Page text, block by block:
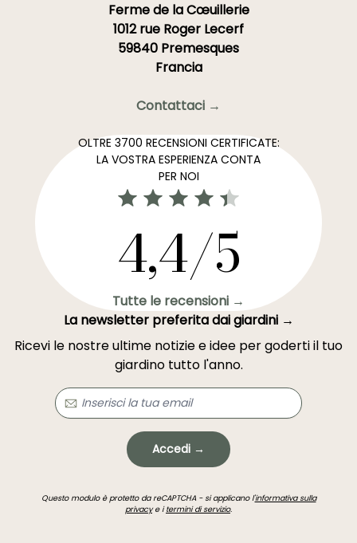
Ferme de la Cœuillerie
1012 rue Roger Lecerf
59840 Premesques
Francia
Contattaci →
OLTRE 3700 RECENSIONI CERTIFICATE:
LA VOSTRA ESPERIENZA CONTA
PER NOI
4,4/5
Tutte le recensioni →
La newsletter preferita dai giardini →
Ricevi le nostre ultime notizie e idee per goderti il tuo
giardino tutto l'anno.
Accedi →
Questo modulo è protetto da reCAPTCHA - si applicano l'informativa sulla
privacye itermini di servizio.